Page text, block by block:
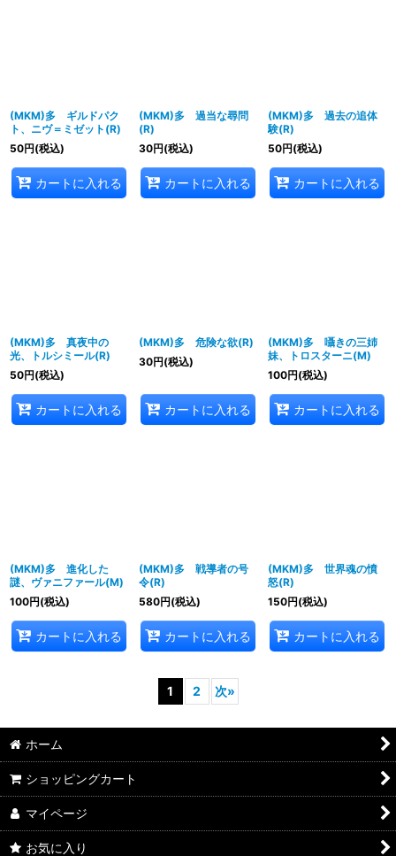
(MKM)多 ギルドパク
ト、ニヴ＝ミゼット(R)
50円(税込)
カートに入れる
(MKM)多 過当な尋問
(R)
30円(税込)
カートに入れる
(MKM)多 過去の追体
験(R)
50円(税込)
カートに入れる
(MKM)多 真夜中の
光、トルシミール(R)
50円(税込)
カートに入れる
(MKM)多 危険な欲(R)
30円(税込)
カートに入れる
(MKM)多 囁きの三姉
妹、トロスターニ(M)
100円(税込)
カートに入れる
(MKM)多 進化した
謎、ヴァニファール(M)
100円(税込)
カートに入れる
(MKM)多 戦導者の号
令(R)
580円(税込)
カートに入れる
(MKM)多 世界魂の憤
怒(R)
150円(税込)
カートに入れる
1 2 次»
ホーム
ショッピングカート
マイページ
お気に入り